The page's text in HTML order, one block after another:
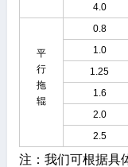
4.0
平
行
拖
辊
0.8
1.0
1.25
1.6
2.0
2.5
注：我们可根据具